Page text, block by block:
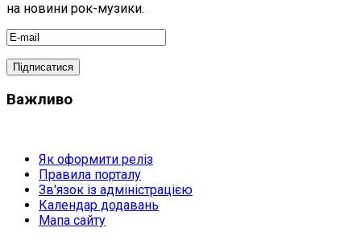
на новини рок-музики.
Важливо
Як оформити реліз
Правила порталу
Зв'язок із адміністрацією
Календар додавань
Мапа сайту